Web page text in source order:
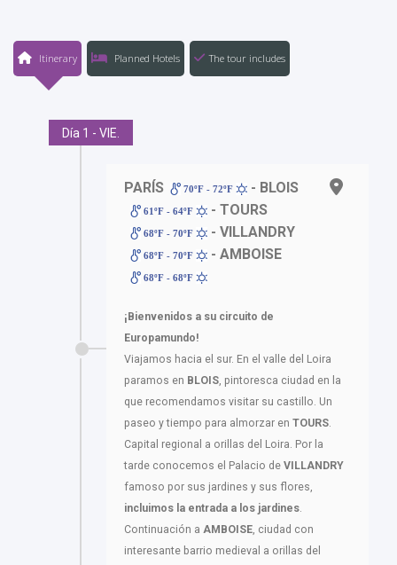
Itinerary Planned Hotels The tour includes
Día 1 - VIE.
PARÍS 70ºF - 72ºF - BLOIS
61ºF - 64ºF - TOURS
68ºF - 70ºF - VILLANDRY
68ºF - 70ºF - AMBOISE
68ºF - 68ºF
¡Bienvenidos a su circuito de
Europamundo!
Viajamos hacia el sur. En el valle del Loira
paramos en BLOIS, pintoresca ciudad en la
que recomendamos visitar su castillo. Un
paseo y tiempo para almorzar en TOURS.
Capital regional a orillas del Loira. Por la
tarde conocemos el Palacio de VILLANDRY
famoso por sus jardines y sus flores,
incluimos la entrada a los jardines.
Continuación a AMBOISE, ciudad con
interesante barrio medieval a orillas del